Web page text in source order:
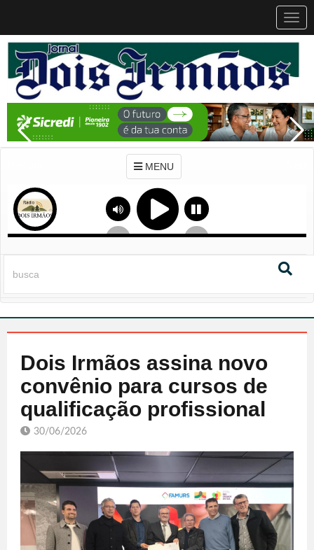
MENU
Dois Irmãos assina novo
convênio para cursos de
qualificação profissional
30/06/2026